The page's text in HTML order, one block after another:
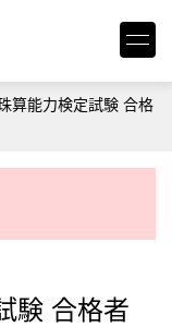
能力検定試験 合格
験 合格者